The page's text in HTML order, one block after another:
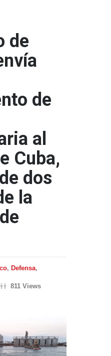
de
de
al
Cuba,
dos
la
, Defensa,
811 Views